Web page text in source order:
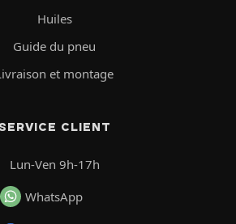
Huiles
Guide du pneu
et montage
SERVICE CLIENT
Lun-Ven 9h-17h
WhatsApp